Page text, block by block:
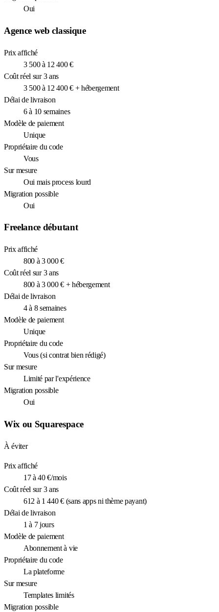
Oui
Agence web classique
Prix affiché
3 500 à 12 400 €
Coût réel sur 3 ans
3 500 à 12 400 € + hébergement
Délai de livraison
6 à 10 semaines
Modèle de paiement
Unique
Propriétaire du code
Vous
Sur mesure
Oui mais process lourd
Migration possible
Oui
Freelance débutant
Prix affiché
800 à 3 000 €
Coût réel sur 3 ans
800 à 3 000 € + hébergement
Délai de livraison
4 à 8 semaines
Modèle de paiement
Unique
Propriétaire du code
Vous (si contrat bien rédigé)
Sur mesure
Limité par l'expérience
Migration possible
Oui
Wix ou Squarespace
À éviter
Prix affiché
17 à 40 €/mois
Coût réel sur 3 ans
612 à 1 440 € (sans apps ni thème payant)
Délai de livraison
1 à 7 jours
Modèle de paiement
Abonnement à vie
Propriétaire du code
La plateforme
Sur mesure
Templates limités
Migration possible